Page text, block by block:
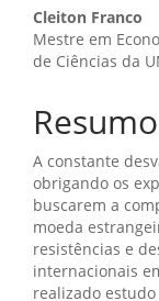
Cleiton Franco
Mestre em
de Ciências da
Resumo
A constante
obrigando os
buscarem a
moeda
resistências e
internacionais
realizado